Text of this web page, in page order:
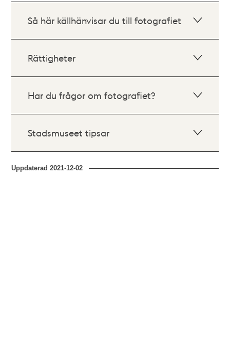
Så här källhänvisar du till fotografiet
Rättigheter
Har du frågor om fotografiet?
Stadsmuseet tipsar
Uppdaterad2021-12-02